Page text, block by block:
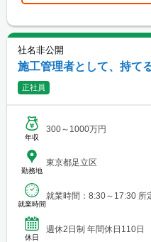
社名非公開
施工管理者として、持て
正社員
年収
300～1000万円
勤務地
東京都足立区
就業時間
就業時間：8:30～17:30 所
休日
週休2日制 年間休日110日